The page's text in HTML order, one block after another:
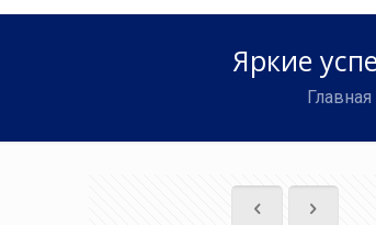
Яркие
Главная